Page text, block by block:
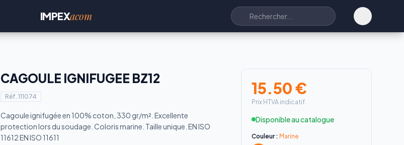
IMPEXacom
CAGOULE IGNIFUGEE BZ12
Réf. 111074
Cagoule ignifugée en 100% coton, 330 gr/m². Excellente
protection lors du soudage. Coloris marine. Taille unique. EN ISO
11612 EN ISO 11611
15.50€
Prix HTVA indicatif
Disponible au catalogue
Couleur : Marine